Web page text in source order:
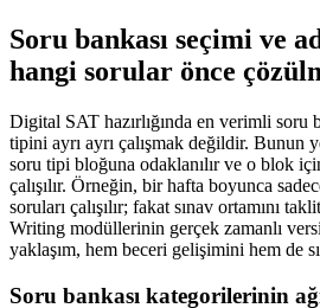
Soru bankası seçimi ve
hangi sorular önce
Digital SAT hazırlığında en verimli soru
tipini ayrı ayrı çalışmak değildir. Bunun
soru tipi bloğuna odaklanılır ve o blok
çalışılır. Örneğin, bir hafta boyunca
soruları çalışılır; fakat sınav ortamını
Writing modüllerinin gerçek zamanlı
yaklaşım, hem beceri gelişimini hem de
Soru bankası kategorilerinin